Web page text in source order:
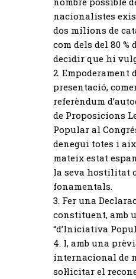
nacionalistes
dos milions de
com dels del 80
decidir que hi
2. Empoderament
presentació,
referèndum
de Proposicions
Popular al
denegui totes i
mateix estat
la seva hostilitat
fonamentals.
3. Fer una
constituent, amb
“d’Iniciativa
4. I, amb una
internacional de
sol·licitar el